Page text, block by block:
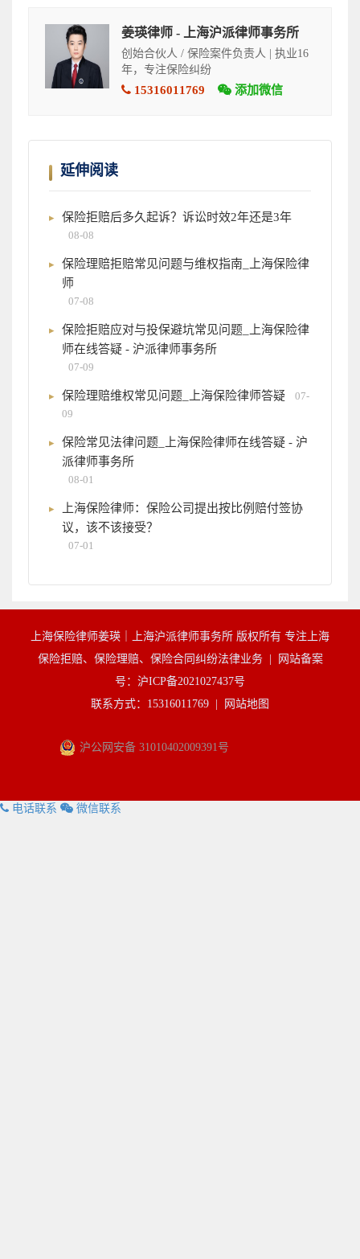
姜瑛律师 - 上海沪派律师事务所
创始合伙人 / 保险案件负责人 | 执业16
年，专注保险纠纷
15316011769 添加微信
延伸阅读
保险拒赔后多久起诉？诉讼时效2年还是3年
08-08
保险理赔拒赔常见问题与维权指南_上海保险律
师
07-08
保险拒赔应对与投保避坑常见问题_上海保险律
师在线答疑 - 沪派律师事务所
07-09
保险理赔维权常见问题_上海保险律师答疑
07-
09
保险常见法律问题_上海保险律师在线答疑 - 沪
派律师事务所
08-01
上海保险律师：保险公司提出按比例赔付签协
议，该不该接受？
07-01
上海保险律师姜瑛｜上海沪派律师事务所 版权所有 专注上海
保险拒赔、保险理赔、保险合同纠纷法律业务 |
网站备案
号：沪ICP备2021027437号
联系方式：15316011769 |
网站地图
沪公网安备 31010402009391号
电话联系 微信联系